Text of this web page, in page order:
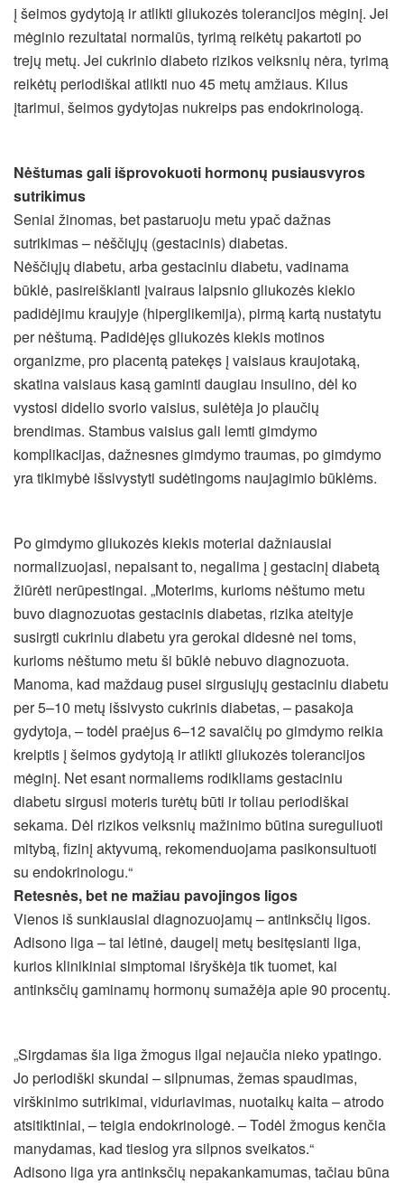
į šeimos gydytoją ir atlikti gliukozės tolerancijos mėginį. Jei
mėginio rezultatai normalūs, tyrimą reikėtų pakartoti po
trejų metų. Jei cukrinio diabeto rizikos veiksnių nėra, tyrimą
reikėtų periodiškai atlikti nuo 45 metų amžiaus. Kilus
įtarimui, šeimos gydytojas nukreips pas endokrinologą.
Nėštumas gali išprovokuoti hormonų pusiausvyros
sutrikimus
Seniai žinomas, bet pastaruoju metu ypač dažnas
sutrikimas – nėščiųjų (gestacinis) diabetas.
Nėščiųjų diabetu, arba gestaciniu diabetu, vadinama
būklė, pasireiškianti įvairaus laipsnio gliukozės kiekio
padidėjimu kraujyje (hiperglikemija), pirmą kartą nustatytu
per nėštumą. Padidėjęs gliukozės kiekis motinos
organizme, pro placentą patekęs į vaisiaus kraujotaką,
skatina vaisiaus kasą gaminti daugiau insulino, dėl ko
vystosi didelio svorio vaisius, sulėtėja jo plaučių
brendimas. Stambus vaisius gali lemti gimdymo
komplikacijas, dažnesnes gimdymo traumas, po gimdymo
yra tikimybė išsivystyti sudėtingoms naujagimio būklėms.
Po gimdymo gliukozės kiekis moteriai dažniausiai
normalizuojasi, nepaisant to, negalima į gestacinį diabetą
žiūrėti nerūpestingai. „Moterims, kurioms nėštumo metu
buvo diagnozuotas gestacinis diabetas, rizika ateityje
susirgti cukriniu diabetu yra gerokai didesnė nei toms,
kurioms nėštumo metu ši būklė nebuvo diagnozuota.
Manoma, kad maždaug pusei sirgusiųjų gestaciniu diabetu
per 5–10 metų išsivysto cukrinis diabetas, – pasakoja
gydytoja, – todėl praėjus 6–12 savaičių po gimdymo reikia
kreiptis į šeimos gydytoją ir atlikti gliukozės tolerancijos
mėginį. Net esant normaliems rodikliams gestaciniu
diabetu sirgusi moteris turėtų būti ir toliau periodiškai
sekama. Dėl rizikos veiksnių mažinimo būtina sureguliuoti
mitybą, fizinį aktyvumą, rekomenduojama pasikonsultuoti
su endokrinologu.“
Retesnės, bet ne mažiau pavojingos ligos
Vienos iš sunkiausiai diagnozuojamų – antinksčių ligos.
Adisono liga – tai lėtinė, daugelį metų besitęsianti liga,
kurios klinikiniai simptomai išryškėja tik tuomet, kai
antinksčių gaminamų hormonų sumažėja apie 90 procentų.
„Sirgdamas šia liga žmogus ilgai nejaučia nieko ypatingo.
Jo periodiški skundai – silpnumas, žemas spaudimas,
virškinimo sutrikimai, viduriavimas, nuotaikų kaita – atrodo
atsitiktiniai, – teigia endokrinologė. – Todėl žmogus kenčia
manydamas, kad tiesiog yra silpnos sveikatos.“
Adisono liga yra antinksčių nepakankamumas, tačiau būna